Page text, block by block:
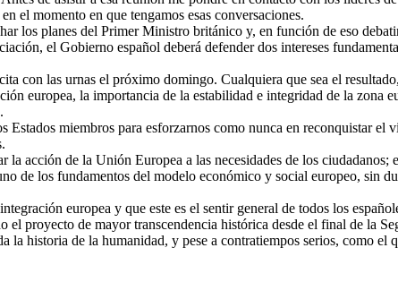
el momento en que tengamos esas conversaciones.
los planes del Primer Ministro británico y, en función de eso
el Gobierno español deberá defender dos intereses
con las urnas el próximo domingo. Cualquiera que sea el
europea, la importancia de la estabilidad e integridad de la zona
Estados miembros para esforzarnos como nunca en reconquistar
la acción de la Unión Europea a las necesidades de los
de los fundamentos del modelo económico y social europeo, sin
europea y que este es el sentir general de todos los
el proyecto de mayor transcendencia histórica desde el final de la
historia de la humanidad, y pese a contratiempos serios, como el